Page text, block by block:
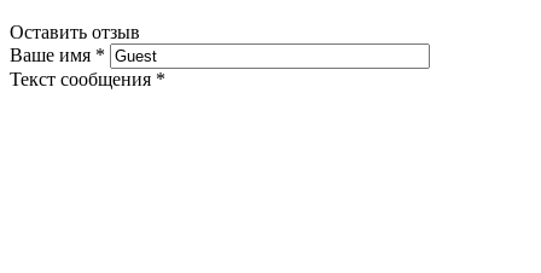
Оставить отзыв
Ваше имя *
Текст сообщения *